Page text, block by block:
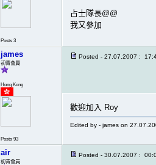
Posts 3
占士隊長@@
我又參加
james
初青會員
Hong Kong
Posts 93
Posted - 27.07.2007 :
歡迎加入 Roy
Edited by - james on
air
初青會員
Posted - 30.07.2007 :